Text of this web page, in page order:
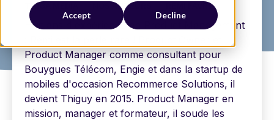
Accept Decline
THIGA MEDIA NOS AUTEURS RÉMI FAVRE
Huit ans d'expérience en Product Management
Product Manager comme consultant pour
Bouygues Télécom, Engie et dans la startup de
mobiles d'occasion Recommerce Solutions, il
devient Thiguy en 2015. Product Manager en
mission, manager et formateur, il soude les